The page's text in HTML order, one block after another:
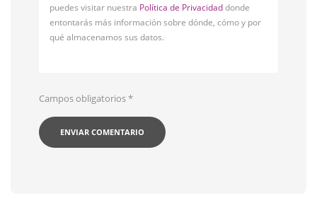
puedes visitar nuestra Política de Privacidaddonde
entontarás más información sobre dónde, cómo y por
qué almacenamos sus datos.
Campos obligatorios*